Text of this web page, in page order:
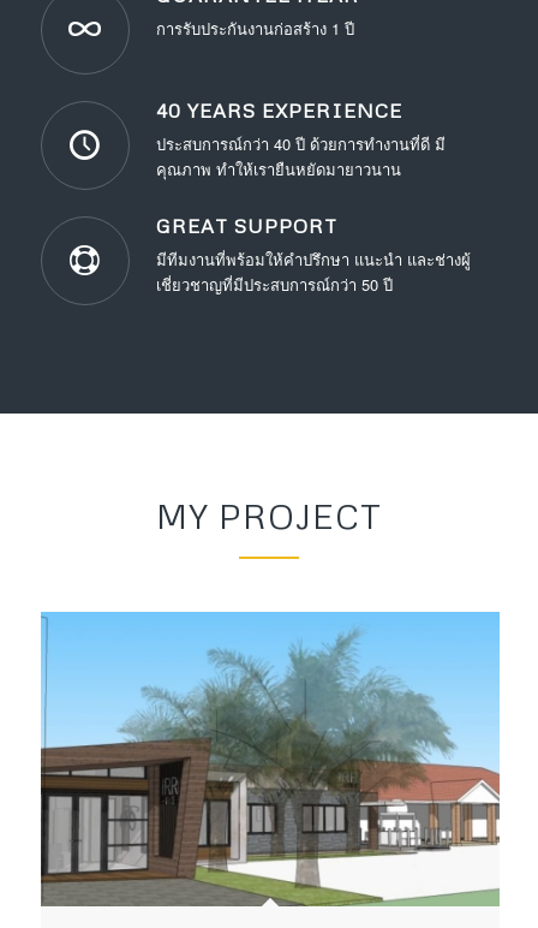
การรับประกันงานก่อสร้าง 1 ปี
40 YEARS EXPERIENCE
ประสบการณ์กว่า 40 ปี ด้วยการทำงานที่ดี มี
คุณภาพ ทำให้เรายืนหยัดมายาวนาน
GREAT SUPPORT
มีทีมงานที่พร้อมให้คำปรึกษา แนะนำ และช่างผู้
เชี่ยวชาญที่มีประสบการณ์กว่า 50 ปี
MY PROJECT